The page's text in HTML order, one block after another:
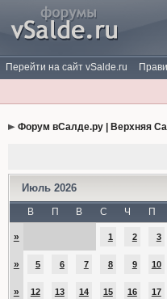
Перейти на сайт vSalde.ru
Форум вСалде.ру | Верхняя
Июль 2026
В П В С Ч П
» 1 2 3
» 5 6 7 8 9 10
» 12 13 14 15 16 17